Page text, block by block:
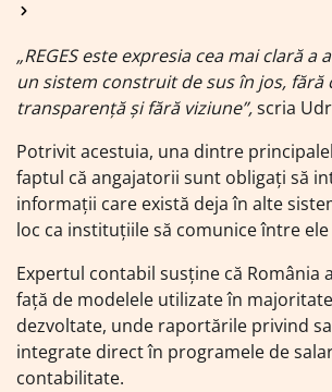
„REGES este expresia cea mai clară a
un sistem construit de sus în jos, fără
transparență și fără viziune”,scria
Potrivit acestuia, una dintre
faptul că angajatorii sunt obligați să
informații care există deja în alte
loc ca instituțiile să comunice între
Expertul contabil susține că România
față de modelele utilizate în
dezvoltate, unde raportările privind
integrate direct în programele de
contabilitate.